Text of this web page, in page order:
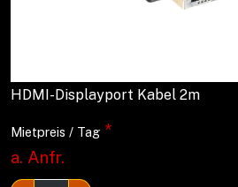
HDMI-Displayport Kabel 2m
Mietpreis / Tag *
a. Anfr.